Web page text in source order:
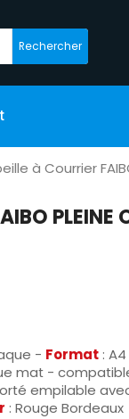
Rechercher
à Courrier
PLEINE
- Format :
mat -
empilable
: Rouge Bordeaux